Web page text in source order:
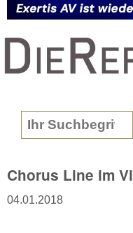
Search form
Chorus Line im
04.01.2018